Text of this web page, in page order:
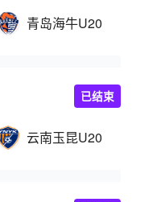
青岛海牛U20
云南玉昆U20
已结束